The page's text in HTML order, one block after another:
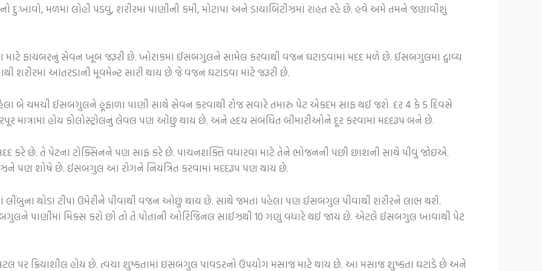
મળમાં લોહી પડવું, શરીરમાં પાણીની કમી, મોટાપા અને ડાયાબિટીઝમાં રાહત રહે છે. હવે અમે તમને જણાવીશું
ફાયબરનું સેવન ખૂબ જરૂરી છે. ખોરાકમાં ઈસબગુલને સામેલ કરવાથી વજન ઘટાડવામાં મદદ મળે છે. ઈસબગુલમાં દ્વાવ્ય
શરીરમાં આંતરડાની મૂવમેન્ટ સારી થાય છે જે વજન ઘટાડવા માટે જરૂરી છે.
બે ચમચી ઈસબગુલને હૂંફાળા પાણી સાથે સેવન કરવાથી રોજ સવારે તમારું પેટ એકદમ સાફ થઈ જશે. દર 4 કે 5 દિવસે
માત્રામાં હોય કોલોસ્ટ્રોલનું લેવલ પણ ઓછું થાય છે. અને હ્રદય સંબંધિત બીમારીઓને દૂર કરવામાં મદદરૂપ બને છે.
કરે છે. તે પેટના ટોક્સિનને પણ સાફ કરે છે. પાચનશક્તિ વધારવા માટે તેને ભોજનની પછી છાશની સાથે પીવું જોઇએ.
પણ શોષે છે. ઈસબગુલ આ રોગને નિયંત્રિત કરવામાં મદદરૂપ પણ થાય છે.
થોડા ટીંપા ઉમેરીને પીવાથી વજન ઓછું થાય છે. સાથે જમતાં પહેલા પણ ઈસબગુલ પીવાથી શરીરને લાભ થશે.
પાણીમાં મિક્સ કરો છો તો તે પોતાની ઓરિજિનલ સાઈઝથી 10 ગણું વધારે થઈ જાય છે. એટલે ઈસબગુલ ખાવાથી પેટ
ક્રિયાશીલ હોય છે. ત્વચા શુષ્કતામાં ઇસબગુલ પાવડરનો ઉપયોગ મસાજ માટે થાય છે. આ મસાજ શુષ્કતા ઘટાડે છે અને